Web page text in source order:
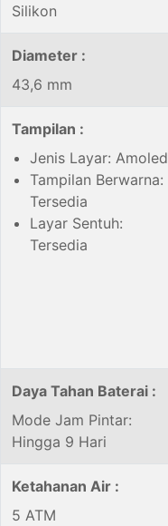
Silikon
Diameter :
43,6 mm
Tampilan :
Jenis Layar: Amoled
Tampilan Berwarna:
Tersedia
Layar Sentuh:
Tersedia
Daya Tahan Baterai :
Mode Jam Pintar:
Hingga 9 Hari
Ketahanan Air :
5 ATM